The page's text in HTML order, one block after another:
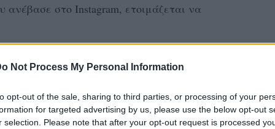
Not Process My Personal Information
opt-out of the sale, sharing to third parties, or processing of your
for targeted advertising by us, please use the below opt-out
selection. Please note that after your opt-out request is processed
στο Instagram, ετοιμάζεται να
τον προορισμό της, όμως δεν
μήνυμα στους followers της. «Μήπως
να είμαστε κάπου; Μήπως; Λέω εγώ τώρα»,
βίντεο της.